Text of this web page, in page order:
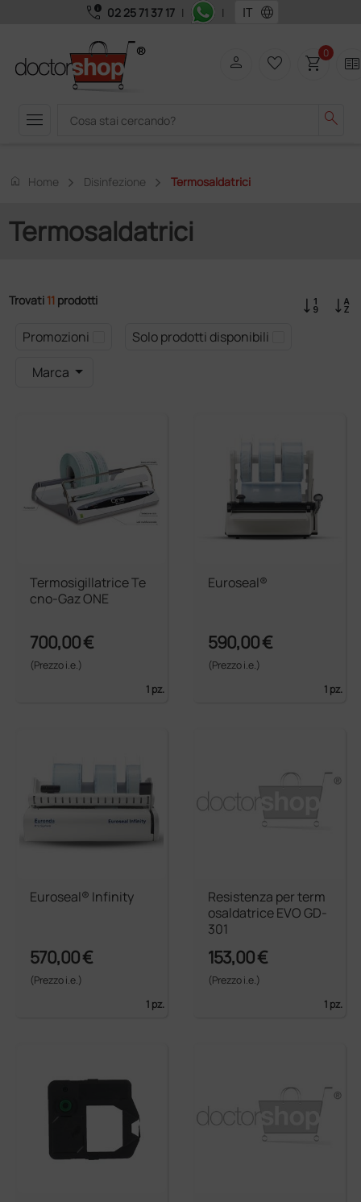
call_quality 02 25 71 37 17 | | language
menu search
person favorite_border shopping_cart0 two_pager
home Home Disinfezione Termosaldatrici
Termosaldatrici
Trovati 11 prodotti
Promozioni
Solo prodotti disponibili
Marca
Termosigillatrice Te
cno-Gaz ONE
700,00 €
(Prezzo i.e.)
1 pz.
Euroseal®
590,00 €
(Prezzo i.e.)
1 pz.
Euroseal® Infinity
570,00 €
(Prezzo i.e.)
1 pz.
Resistenza per term
osaldatrice EVO GD-
301
153,00 €
(Prezzo i.e.)
1 pz.